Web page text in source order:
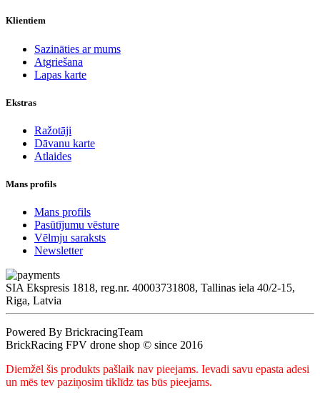
Klientiem
Sazināties ar mums
Atgriešana
Lapas karte
Ekstras
Ražotāji
Dāvanu karte
Atlaides
Mans profils
Mans profils
Pasūtījumu vēsture
Vēlmju saraksts
Newsletter
SIA Ekspresis 1818, reg.nr. 40003731808, Tallinas iela 40/2-15,
Riga, Latvia
Powered By BrickracingTeam
BrickRacing FPV drone shop © since 2016
Diemžēl šis produkts pašlaik nav pieejams. Ievadi savu epasta adesi
un mēs tev paziņosim tiklīdz tas būs pieejams.